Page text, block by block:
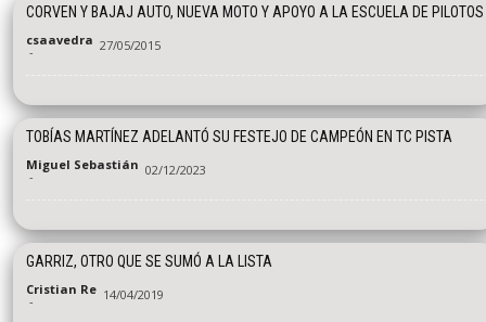
CORVEN Y BAJAJ AUTO, NUEVA MOTO Y APOYO A LA ESCUELA DE PILOTOS
csaavedra
- 27/05/2015
TOBÍAS MARTÍNEZ ADELANTÓ SU FESTEJO DE CAMPEÓN EN TC PISTA
Miguel Sebastián
- 02/12/2023
GARRIZ, OTRO QUE SE SUMÓ A LA LISTA
Cristian Re
- 14/04/2019